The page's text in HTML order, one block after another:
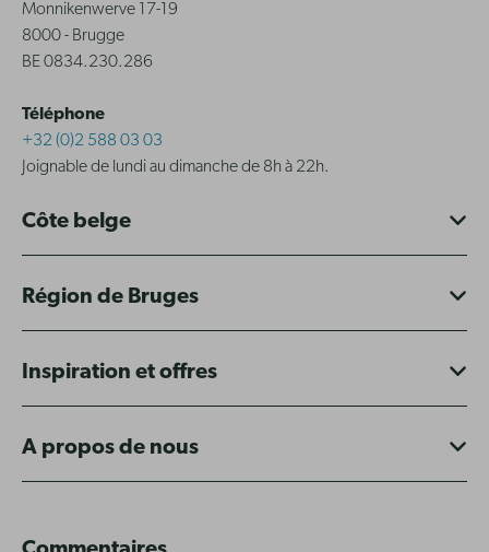
Monnikenwerve 17-19
8000 - Brugge
BE 0834.230.286
Téléphone
+32 (0)2 588 03 03
Joignable de lundi au dimanche de 8h à 22h.
Côte belge
Région de Bruges
Inspiration et offres
A propos de nous